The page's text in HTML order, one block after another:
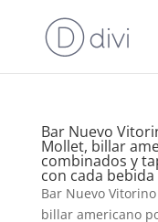
Bar Nuevo
Mollet, billar
combinados y
con cada
Bar Nuevo
billar americano